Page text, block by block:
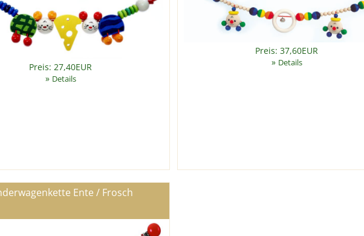
Preis: 27,40EUR
» Details
Preis: 37,60EUR
» Details
Ente / Frosch